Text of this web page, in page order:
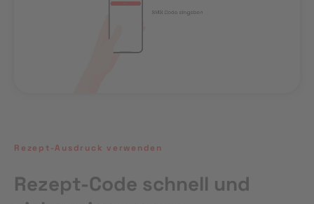
Rezept-Ausdruck verwenden
Rezept-Code schnell und